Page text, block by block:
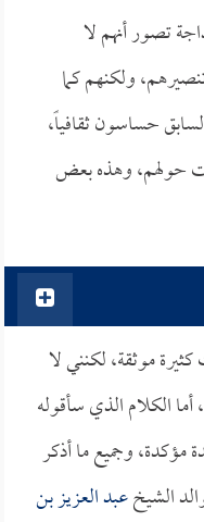
تصور أنهم لا
ولكنهم كما
حساسون ثقافياً،
حولهم، وهذه بعض
موثقة، لكنني لا
أما الكلام الذي سأقوله
مؤكدة، وجميع ما أذكر
الشيخعبد العزيز بن